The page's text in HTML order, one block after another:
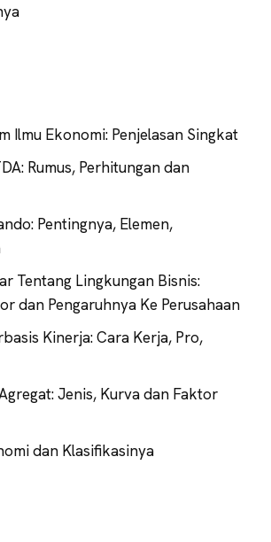
Ilmu Ekonomi: Penjelasan Singkat
Rumus, Perhitungan dan
Pentingnya, Elemen,
Tentang Lingkungan Bisnis:
dan Pengaruhnya Ke Perusahaan
Kinerja: Cara Kerja, Pro,
Jenis, Kurva dan Faktor
dan Klasifikasinya